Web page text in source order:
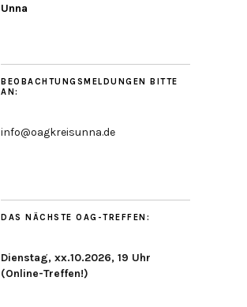
Unna
BEOBACHTUNGSMELDUNGEN BITTE
AN:
info@oagkreisunna.de
DAS NÄCHSTE OAG-TREFFEN:
Dienstag, xx.10.2026, 19 Uhr
(Online-Treffen!)